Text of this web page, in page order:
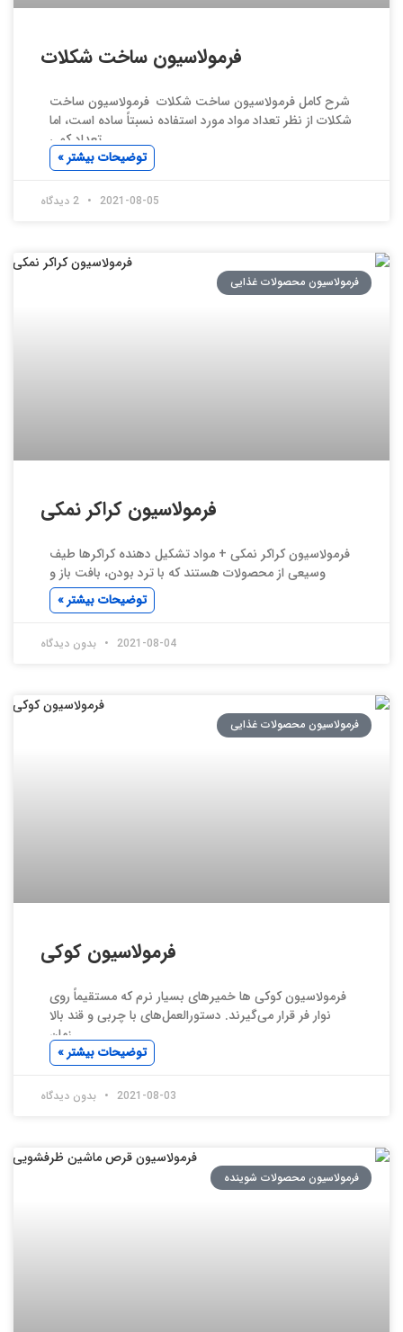
فرمولاسیون ساخت شکلات
شرح کامل فرمولاسیون ساخت شکلات فرمولاسیون ساخت
شکلات از نظر تعداد مواد مورد استفاده نسبتاً ساده است، اما
تعداد کمی
توضیحات بیشتر »
2021-08-05
فرمولاسیون محصولات غذایی
فرمولاسیون کراکر نمکی
فرمولاسیون کراکر نمکی + مواد تشکیل دهنده کراکرها طیف
وسیعی از محصولات هستند که با ترد بودن، بافت باز و
توضیحات بیشتر »
2021-08-04 بدون دیدگاه
فرمولاسیون محصولات غذایی
فرمولاسیون کوکی
فرمولاسیون کوکی ها خمیرهای بسیار نرم که مستقیماً روی
نوار فر قرار می‌گیرند. دستورالعمل‌های با چربی و قند بالا
زمان
توضیحات بیشتر »
2021-08-03 بدون دیدگاه
فرمولاسیون محصولات شوینده